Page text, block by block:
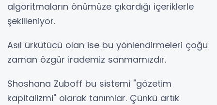
algoritmaların önümüze çıkardığı içeriklerle
şekilleniyor.
Asıl ürkütücü olan ise bu yönlendirmeleri çoğu
zaman özgür irademiz sanmamızdır.
Shoshana Zuboff bu sistemi "gözetim
kapitalizmi" olarak tanımlar. Çünkü artık